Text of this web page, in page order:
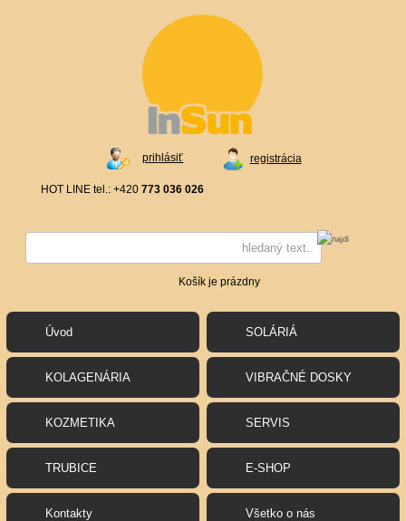
registrácia
prihlásiť
HOT LINE tel.: +420 773 036 026
Košík je prázdny
Úvod SOLÁRIÁ
KOLAGENÁRIA VIBRAČNÉ DOSKY
KOZMETIKA SERVIS
TRUBICE E-SHOP
Kontakty Všetko o nás